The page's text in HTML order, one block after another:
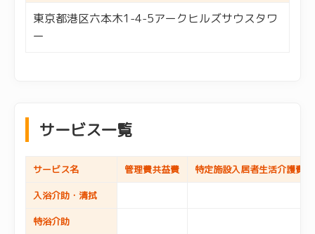
東京都港区六本木1-4-5アークヒルズサウスタワ
ー
サービス一覧
サービス名 管理費共益費 特定施設入居者生活介護費
入浴介助・清拭
特浴介助